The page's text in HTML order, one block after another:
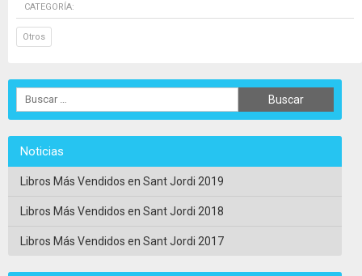
CATEGORÍA:
Otros
Noticias
Libros Más Vendidos en Sant Jordi 2019
Libros Más Vendidos en Sant Jordi 2018
Libros Más Vendidos en Sant Jordi 2017